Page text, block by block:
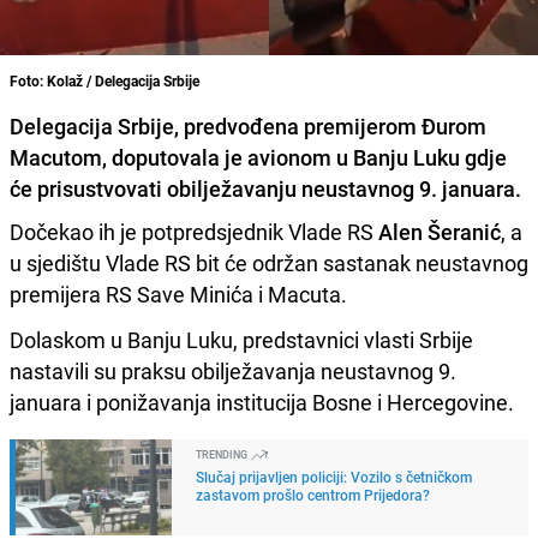
Foto: Kolaž / Delegacija Srbije
Delegacija Srbije, predvođena premijerom Đurom
Macutom, doputovala je avionom u Banju Luku gdje
će prisustvovati obilježavanju neustavnog 9. januara.
Dočekao ih je potpredsjednik Vlade RS Alen Šeranić, a
u sjedištu Vlade RS bit će održan sastanak neustavnog
premijera RS Save Minića i Macuta.
Dolaskom u Banju Luku, predstavnici vlasti Srbije
nastavili su praksu obilježavanja neustavnog 9.
januara i ponižavanja institucija Bosne i Hercegovine.
TRENDING
Slučaj prijavljen policiji: Vozilo s četničkom
zastavom prošlo centrom Prijedora?